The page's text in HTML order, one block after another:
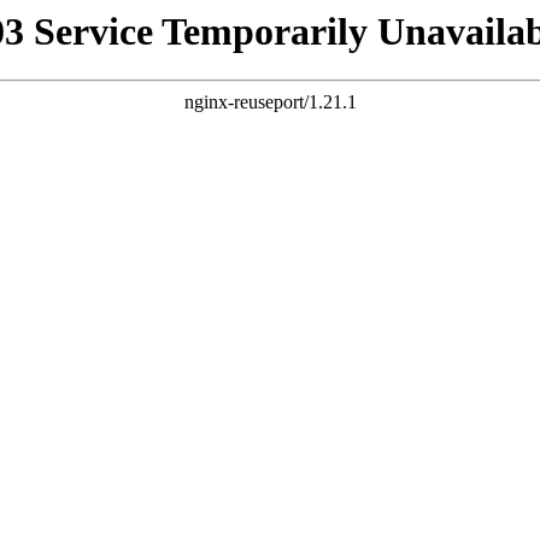
Service Temporarily
nginx-reuseport/1.21.1